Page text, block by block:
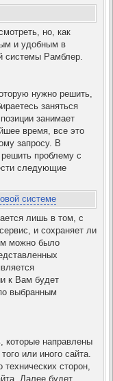
но, как
и удобным в
системы Рамблер.
нужно решить,
заняться
занимает
время, все это
запросу. В
проблему с
следующие
системе
лишь в том, с
и сохраняет ли
можно было
к Вам будет
выбранным
которые направлены
или иного сайта.
сторон,
Далее будет